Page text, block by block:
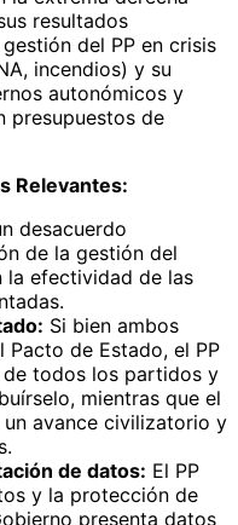
resultados
del PP en crisis
incendios) y su
autonómicos y
presupuestos de
Relevantes:
desacuerdo
de la gestión del
la efectividad de las
Si bien ambos
Pacto de Estado, el PP
todos los partidos y
mientras que el
avance civilizatorio y
de datos: El PP
y la protección de
presenta datos